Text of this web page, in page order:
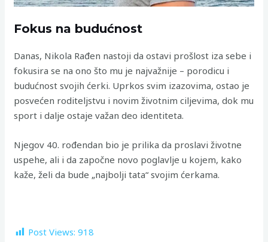
Fokus na budućnost
Danas, Nikola Rađen nastoji da ostavi prošlost iza sebe i
fokusira se na ono što mu je najvažnije – porodicu i
budućnost svojih ćerki. Uprkos svim izazovima, ostao je
posvećen roditeljstvu i novim životnim ciljevima, dok mu
sport i dalje ostaje važan deo identiteta.
Njegov 40. rođendan bio je prilika da proslavi životne
uspehe, ali i da započne novo poglavlje u kojem, kako
kaže, želi da bude „najbolji tata“ svojim ćerkama.
Post Views: 918